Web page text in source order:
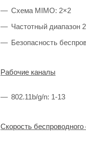
Схема MIMO: 2×2
Частотный диапазон
Безопасность
Рабочие каналы
802.11b/g/n: 1-13
Скорость беспроводного